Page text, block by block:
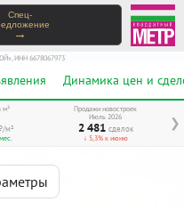
Спец-
→
ИНН 6678067973
Динамика цен и
❯
м²
м²
Продажи новостроек
Июль 2026
2 481 сделок
↓ 5,3% к июню